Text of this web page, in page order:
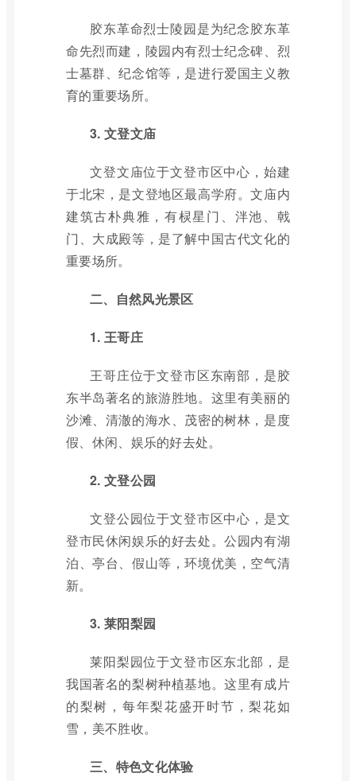
胶东革命烈士陵园是为纪念胶东革
命先烈而建，陵园内有烈士纪念碑、烈
士墓群、纪念馆等，是进行爱国主义教
育的重要场所。
3. 文登文庙
文登文庙位于文登市区中心，始建
于北宋，是文登地区最高学府。文庙内
建筑古朴典雅，有棂星门、泮池、戟
门、大成殿等，是了解中国古代文化的
重要场所。
二、自然风光景区
1. 王哥庄
王哥庄位于文登市区东南部，是胶
东半岛著名的旅游胜地。这里有美丽的
沙滩、清澈的海水、茂密的树林，是度
假、休闲、娱乐的好去处。
2. 文登公园
文登公园位于文登市区中心，是文
登市民休闲娱乐的好去处。公园内有湖
泊、亭台、假山等，环境优美，空气清
新。
3. 莱阳梨园
莱阳梨园位于文登市区东北部，是
我国著名的梨树种植基地。这里有成片
的梨树，每年梨花盛开时节，梨花如
雪，美不胜收。
三、特色文化体验